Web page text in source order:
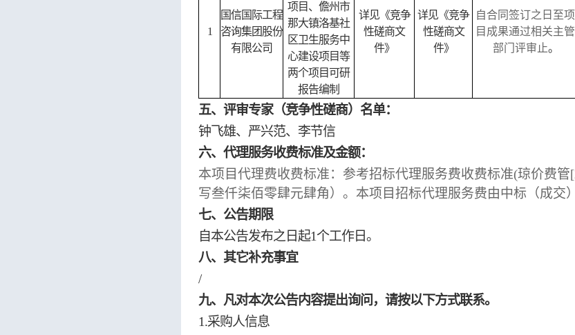
1
国信国际工程
咨询集团股份
有限公司
项目、儋州市
那大镇洛基社
区卫生服务中
心建设项目等
两个项目可研
报告编制
详见《竞争
性磋商文
件》
详见《竞争
性磋商文
件》
自合同签订之日至项
目成果通过相关主管
部门评审止。
五、评审专家（竞争性磋商）名单：
钟飞雄、严兴范、李节信
六、代理服务收费标准及金额：
本项目代理费收费标准：参考招标代理服务费收费标准(琼价费管
写叁仟柒佰零肆元肆角）。本项目招标代理服务费由中标（成交
七、公告期限
自本公告发布之日起1个工作日。
八、其它补充事宜
/
九、 凡对本次公告内容提出询问，请按以下方式联系。
1.采购人信息